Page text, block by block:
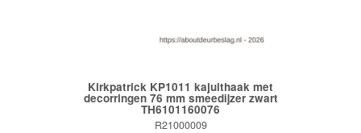
Kirkpatrick KP1011 kajuithaak met
decorringen 76 mm smeedijzer zwart
TH6101160076
R21000009